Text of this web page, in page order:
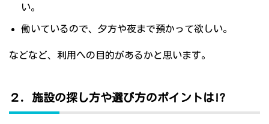
い。
働いているので、夕方や夜まで預かって欲しい。
などなど、利用への目的があるかと思います。
２．施設の探し方や選び方のポイントは!?